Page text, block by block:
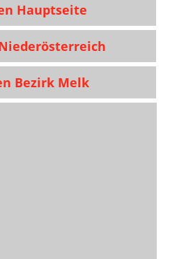
Hauptseite
Bezirk Melk